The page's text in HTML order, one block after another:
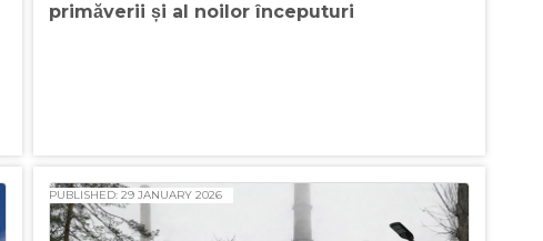
primăverii și al noilor începuturi
PUBLISHED: 29 JANUARY 2026